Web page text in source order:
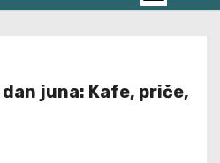
juna: Kafe, priče,